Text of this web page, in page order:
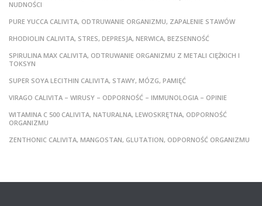
NUDNOŚCI
PURE YUCCA CALIVITA, ODTRUWANIE ORGANIZMU, ZAPALENIE STAWÓW
RHODIOLIN CALIVITA, STRES, DEPRESJA, NERWICA, BEZSENNOŚĆ
SPIRULINA MAX CALIVITA, ODTRUWANIE ORGANIZMU Z METALI CIĘŻKICH I
TOKSYN
SUPER SOYA LECITHIN CALIVITA, STAWY, MÓZG, PAMIĘĆ
VIRAGO CALIVITA – WIRUSY – ODPORNOŚĆ – IMMUNOLOGIA – OPINIE
WITAMINA C 500 CALIVITA, NATURALNA, LEWOSKRĘTNA, ODPORNOŚĆ
ORGANIZMU
ZENTHONIC CALIVITA, MANGOSTAN, GLUTATION, ODPORNOŚĆ ORGANIZMU